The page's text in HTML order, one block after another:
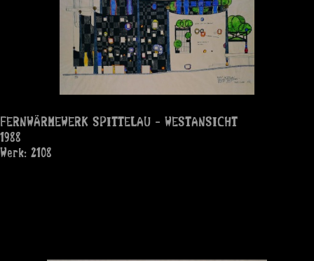
FERNWÄRMEWERK SPITTELAU - WESTANSICHT
1988
Werk: 2108